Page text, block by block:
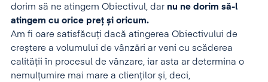
dorim să ne atingem Obiectivul, dar nu ne dorim să-l
atingem cu orice preț și oricum.
Am fi oare satisfăcuți dacă atingerea Obiectivului de
creștere a volumului de vânzări ar veni cu scăderea
calității în procesul de vânzare, iar asta ar determina o
nemulțumire mai mare a clienților și, deci,